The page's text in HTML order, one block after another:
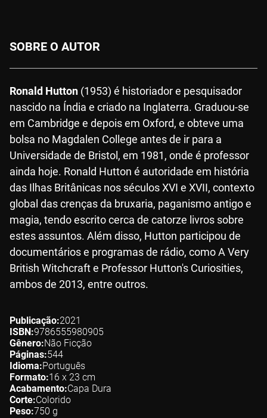
SOBRE O AUTOR
Ronald Hutton (1953) é historiador e pesquisador
nascido na Índia e criado na Inglaterra. Graduou-se
em Cambridge e depois em Oxford, e obteve uma
bolsa no Magdalen College antes de ir para a
Universidade de Bristol, em 1981, onde é professor
ainda hoje. Ronald Hutton é autoridade em história
das Ilhas Britânicas nos séculos XVI e XVII, contexto
global das crenças da bruxaria, paganismo antigo e
magia, tendo escrito cerca de catorze livros sobre
estes assuntos. Além disso, Hutton participou de
documentários e programas de rádio, como A Very
British Witchcraft e Professor Hutton's Curiosities,
ambos de 2013, entre outros.
Publicação 2021
ISBN 9786555980905
Gênero Não Ficção
Páginas 544
Idioma Português
Formato 16 x 23 cm
Acabamento Capa Dura
Corte Colorido
Peso 750 g